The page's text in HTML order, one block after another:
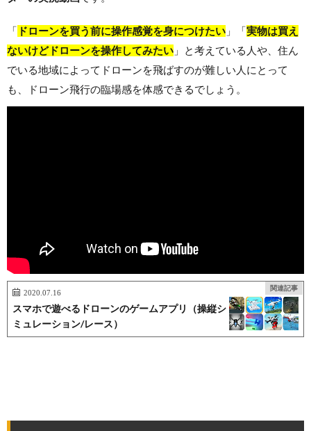
「 ドローンを買う前に操作感覚を身につけたい 」「実物は買え
ないけどドローンを操作してみたい 」と考えている人や、住ん
でいる地域によってドローンを飛ばすのが難しい人にとって
も、ドローン飛行の臨場感を体感できるでしょう。
関連記事
2020.07.16
スマホで遊べるドローンのゲームアプリ（操縦シ
ミュレーション/レース）